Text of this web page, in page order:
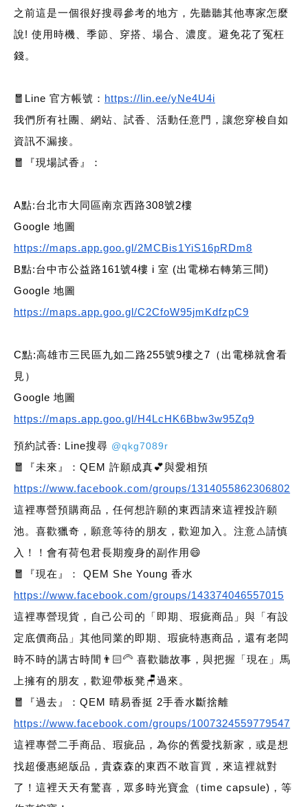
之前這是一個很好搜尋參考的地方，先聽聽其他專家怎麼
說! 使用時機、季節、穿搭、場合、濃度。避免花了冤枉
錢。
🧧Line 官方帳號： https://lin.ee/yNe4U4i
我們所有社團、網站、試香、活動任意門，讓您穿梭自如
資訊不漏接。
🧧
『現場試香』：
A點:台北市大同區南京西路308號2樓
Google 地圖
https://maps.app.goo.gl/2MCBis1YiS16pRDm8
B點:台中市公益路161號4樓 i 室 (出電梯右轉第三間)
Google 地圖
https://maps.app.goo.gl/C2CfoW95jmKdfzpC9
C點:高雄市三民區九如二路255號9樓之7（出電梯就會看
見）
Google 地圖
https://maps.app.goo.gl/H4LcHK6Bbw3w95Zq9
預約試香: Line搜尋 @qkg7089r
🧧『未來』：QEM 許願成真💕與愛相預
https://www.facebook.com/groups/1314055862306802
這裡專營預購商品，任何想許願的東西請來這裡投許願
池。喜歡獵奇，願意等待的朋友，歡迎加入。注意⚠️請慎
入！！會有荷包君長期瘦身的副作用😄
🧧『現在』： QEM She Young 香水
https://www.facebook.com/groups/143374046557015
這裡專營現貨，自己公司的「即期、瑕疵商品」與「有設
定底價商品」其他同業的即期、瑕疵特惠商品，還有老闆
時不時的講古時間👨🏻‍🦳 喜歡聽故事，與把握「現在」馬
上擁有的朋友，歡迎帶板凳🪑過來。
🧧『過去』：QEM 晴易香挺 2手香水斷捨離
https://www.facebook.com/groups/1007324559779547
這裡專營二手商品、瑕疵品，為你的舊愛找新家，或是想
找超優惠絕版品，貴森森的東西不敢盲買，來這裡就對
了！這裡天天有驚喜，眾多時光寶盒（time capsule)，等